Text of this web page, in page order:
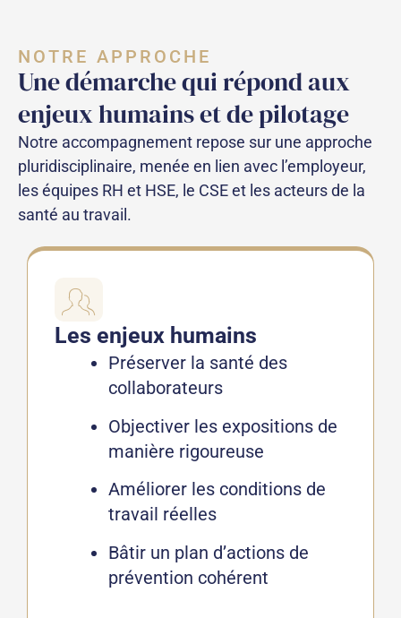
NOTRE APPROCHE
Une démarche qui répond aux
enjeux humains et de pilotage
Notre accompagnement repose sur une approche
pluridisciplinaire, menée en lien avec l’employeur,
les équipes RH et HSE, le CSE et les acteurs de la
santé au travail.
Les enjeux humains
Préserver la santé des
collaborateurs
Objectiver les expositions de
manière rigoureuse
Améliorer les conditions de
travail réelles
Bâtir un plan d’actions de
prévention cohérent